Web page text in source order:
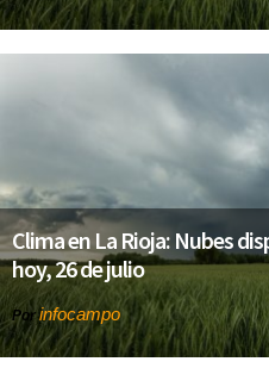
Clima en La Rioja: Nubes
hoy, 26 de julio
Porinfocampo